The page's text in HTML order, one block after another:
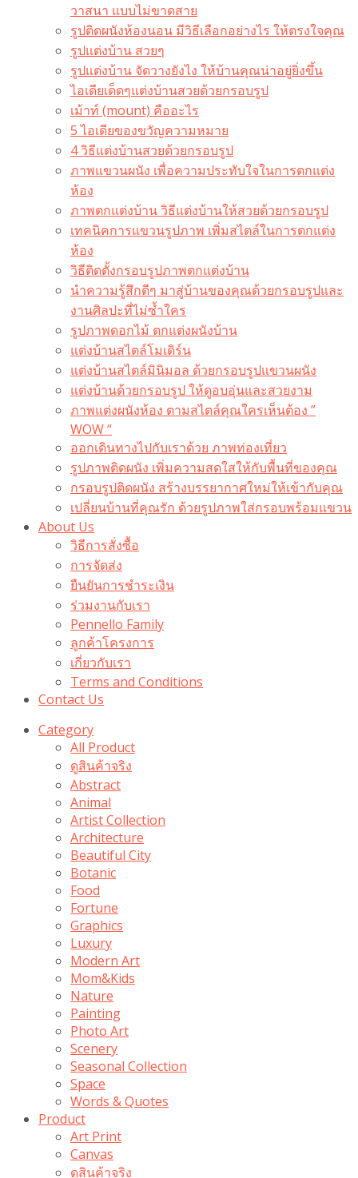
วาสนา แบบไม่ขาดสาย
รูปติดผนังห้องนอน มีวิธีเลือกอย่างไร ให้ตรงใจคุณ
รูปแต่งบ้าน สวยๆ
รูปแต่งบ้าน จัดวางยังไง ให้บ้านคุณน่าอยู่ยิ่งขึ้น
ไอเดียเด็ดๆแต่งบ้านสวยด้วยกรอบรูป
เม้าท์ (mount) คืออะไร​
5 ไอเดียของขวัญความหมาย
4 วิธีแต่งบ้านสวยด้วยกรอบรูป
ภาพแขวนผนัง เพื่อความประทับใจในการตกแต่ง
ห้อง
ภาพตกแต่งบ้าน วิธีแต่งบ้านให้สวยด้วยกรอบรูป
เทคนิคการแขวนรูปภาพ เพิ่มสไตล์ในการตกแต่ง
ห้อง
วิธีติดตั้งกรอบรูปภาพตกแต่งบ้าน
นำความรู้สึกดีๆ มาสู่บ้านของคุณด้วยกรอบรูปและ
งานศิลปะที่ไม่ซ้ำใคร
รูปภาพดอกไม้ ตกแต่งผนังบ้าน
แต่งบ้านสไตล์โมเดิร์น
แต่งบ้านสไตล์มินิมอล ด้วยกรอบรูปแขวนผนัง
แต่งบ้านด้วยกรอบรูป ให้ดูอบอุ่นและสวยงาม
ภาพแต่งผนังห้อง ตามสไตล์คุณใครเห็นต้อง ”
WOW “
ออกเดินทางไปกับเราด้วย ภาพท่องเที่ยว
รูปภาพติดผนัง เพิ่มความสดใสให้กับพื้นที่ของคุณ
กรอบรูปติดผนัง สร้างบรรยากาศใหม่ให้เข้ากับคุณ
เปลี่ยนบ้านที่คุณรัก ด้วยรูปภาพใส่กรอบพร้อมแขวน​
About Us
วิธีการสั่งซื้อ
การจัดส่ง
ยืนยันการชำระเงิน
ร่วมงานกับเรา
Pennello Family
ลูกค้าโครงการ
เกี่ยวกับเรา
Terms and Conditions
Contact Us
Category
All Product
ดูสินค้าจริง
Abstract
Animal
Artist Collection
Architecture
Beautiful City
Botanic
Food
Fortune
Graphics
Luxury
Modern Art
Mom&Kids
Nature
Painting
Photo Art
Scenery
Seasonal Collection
Space
Words & Quotes
Product
Art Print
Canvas
ดูสินค้าจริง